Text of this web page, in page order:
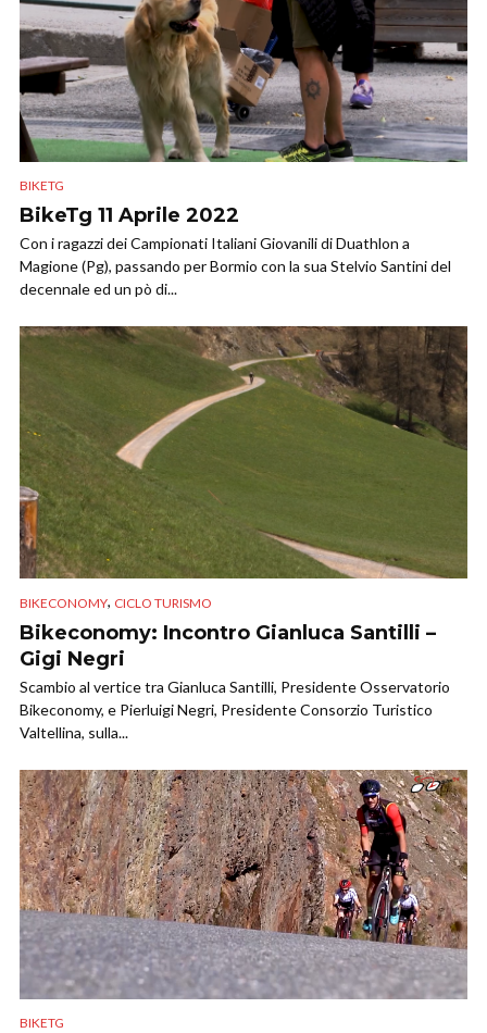
BIKETG
BikeTg 11 Aprile 2022
Con i ragazzi dei Campionati Italiani Giovanili di Duathlon a
Magione (Pg), passando per Bormio con la sua Stelvio Santini del
decennale ed un pò di...
BIKECONOMY, CICLO TURISMO
Bikeconomy: Incontro Gianluca Santilli –
Gigi Negri
Scambio al vertice tra Gianluca Santilli, Presidente Osservatorio
Bikeconomy, e Pierluigi Negri, Presidente Consorzio Turistico
Valtellina, sulla...
BIKETG